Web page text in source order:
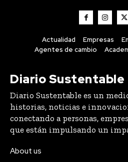
Actualidad Empresas
Agentes de cambio
Diario Sustentable
Diario Sustentable es un
historias, noticias e
conectando a personas,
que están impulsando un
About us